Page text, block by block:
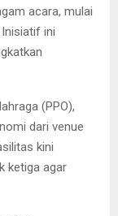
acara, mulai
ini
(PPO),
dari venue
kini
ketiga agar